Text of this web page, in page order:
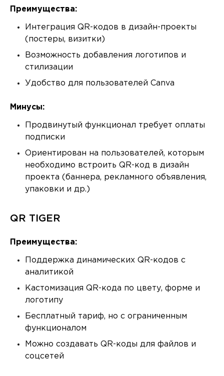
Преимущества:
Интеграция QR-кодов в дизайн-проекты
(постеры, визитки)
Возможность добавления логотипов и
стилизации
Удобство для пользователей Canva
Минусы:
Продвинутый функционал требует оплаты
подписки
Ориентирован на пользователей, которым
необходимо встроить QR-код в дизайн
проекта (баннера, рекламного объявления,
упаковки и др.)
QR TIGER
Преимущества:
Поддержка динамических QR-кодов с
аналитикой
Кастомизация QR-кода по цвету, форме и
логотипу
Бесплатный тариф, но с ограниченным
функционалом
Можно создавать QR-коды для файлов и
соцсетей